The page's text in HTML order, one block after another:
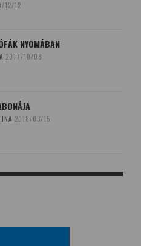
12/12
NYOMÁBAN
2017/10/08
2018/03/15